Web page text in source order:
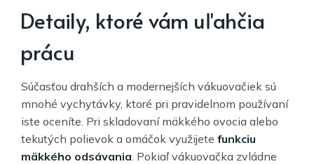
Detaily, ktoré vám uľahčia
prácu
Súčasťou drahších a modernejších vákuovačiek sú
mnohé vychytávky, ktoré pri pravidelnom používaní
iste oceníte. Pri skladovaní mäkkého ovocia alebo
tekutých polievok a omáčok využijete funkciu
mäkkého odsávania . Pokiaľ vákuovačka zvládne